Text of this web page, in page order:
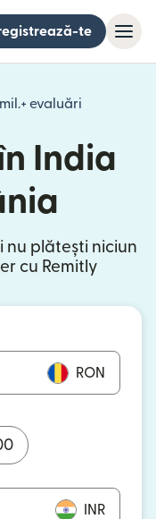
te
evaluări
(se
India
nu plătești niciun
cu Remitly
RON
INR